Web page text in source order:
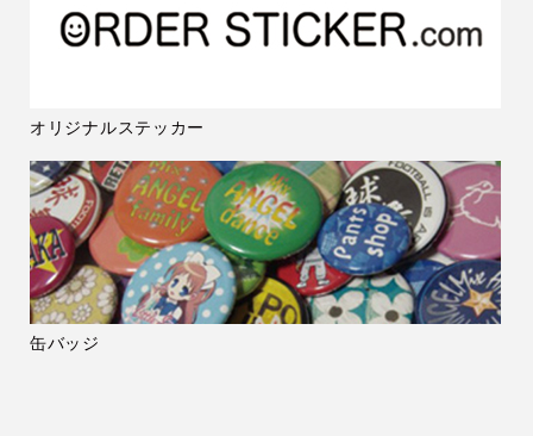
オリジナルステッカー
缶バッジ